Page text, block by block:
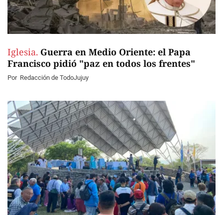
Iglesia. Guerra en Medio Oriente: el Papa
Francisco pidió "paz en todos los frentes"
Por Redacción de TodoJujuy